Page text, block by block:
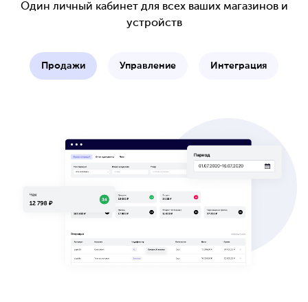
Один личный кабинет для всех ваших магазинов и
устройств
Продажи Управление Интеграция